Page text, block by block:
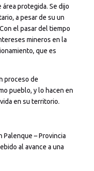
protegida. Se dijo
a pesar de su un
el pasar del tiempo
mineros en la
que es
proceso de
pueblo, y lo hacen en
en su territorio.
Palenque – Provincia
al avance a una